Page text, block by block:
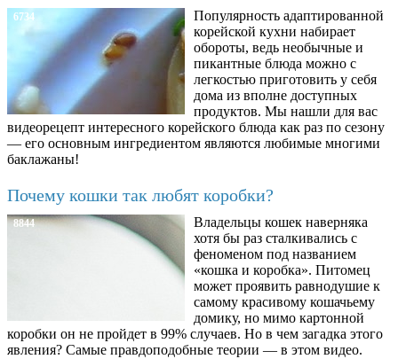
6734
Популярность адаптированной
корейской кухни набирает
обороты, ведь необычные и
пикантные блюда можно с
легкостью приготовить у себя
дома из вполне доступных
продуктов. Мы нашли для вас
видеорецепт интересного корейского блюда как раз по сезону
— его основным ингредиентом являются любимые многими
баклажаны!
Почему кошки так любят коробки?
8844
Владельцы кошек наверняка
хотя бы раз сталкивались с
феноменом под названием
«кошка и коробка». Питомец
может проявить равнодушие к
самому красивому кошачьему
домику, но мимо картонной
коробки он не пройдет в 99% случаев. Но в чем загадка этого
явления? Самые правдоподобные теории — в этом видео.